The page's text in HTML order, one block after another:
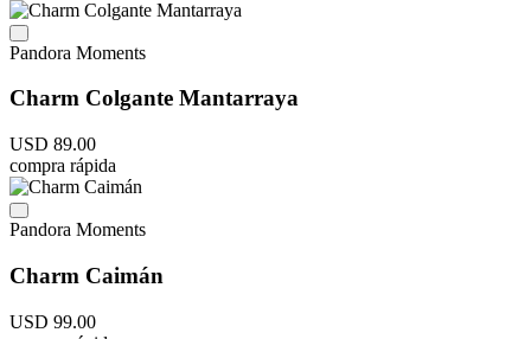
Pandora Moments
Charm Colgante Mantarraya
USD 89.00
compra rápida
Pandora Moments
Charm Caimán
USD 99.00